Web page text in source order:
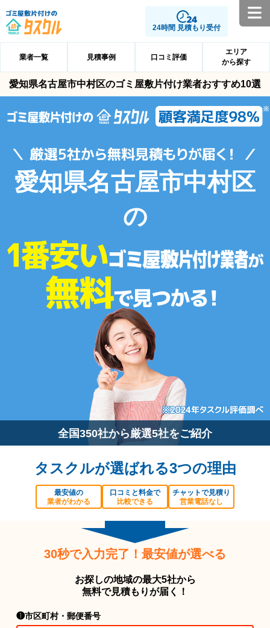
24時間 見積もり受付
業者一覧 見積事例 口コミ評価
エリア
から探す
愛知県名古屋市中村区のゴミ屋敷片付け業者おすすめ10選
愛知県名古屋市中村区
の
全国350社から厳選5社をご紹介
タスクルが選ばれる3つの理由
最安値の
業者がわかる
口コミと料金で
比較できる
チャットで見積り
営業電話なし
30秒で入力完了！最安値が選べる
お探しの地域の最大5社から
無料で見積もりが届く！
❶市区町村・郵便番号